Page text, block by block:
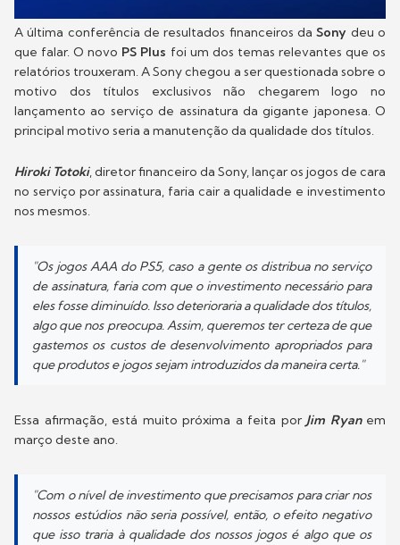
A última conferência de resultados financeiros daSony deu o
que falar. O novo PS Plus foi um dos temas relevantes que os
relatórios trouxeram. A Sony chegou a ser questionada sobre o
motivo dos títulos exclusivos não chegarem logo no
lançamento ao serviço de assinatura da gigante japonesa. O
principal motivo seria a manutenção da qualidade dos títulos.
Hiroki Totoki, diretor financeiro da Sony, lançar os jogos de cara
no serviço por assinatura, faria cair a qualidade e investimento
nos mesmos.
"Os jogos AAA do PS5, caso a gente os distribua no serviço
de assinatura, faria com que o investimento necessário para
eles fosse diminuído. Isso deterioraria a qualidade dos títulos,
algo que nos preocupa. Assim, queremos ter certeza de que
gastemos os custos de desenvolvimento apropriados para
que produtos e jogos sejam introduzidos da maneira certa."
Essa afirmação, está muito próxima a feita por Jim Ryanem
março deste ano.
"Com o nível de investimento que precisamos para criar nos
nossos estúdios não seria possível, então, o efeito negativo
que isso traria à qualidade dos nossos jogos é algo que os